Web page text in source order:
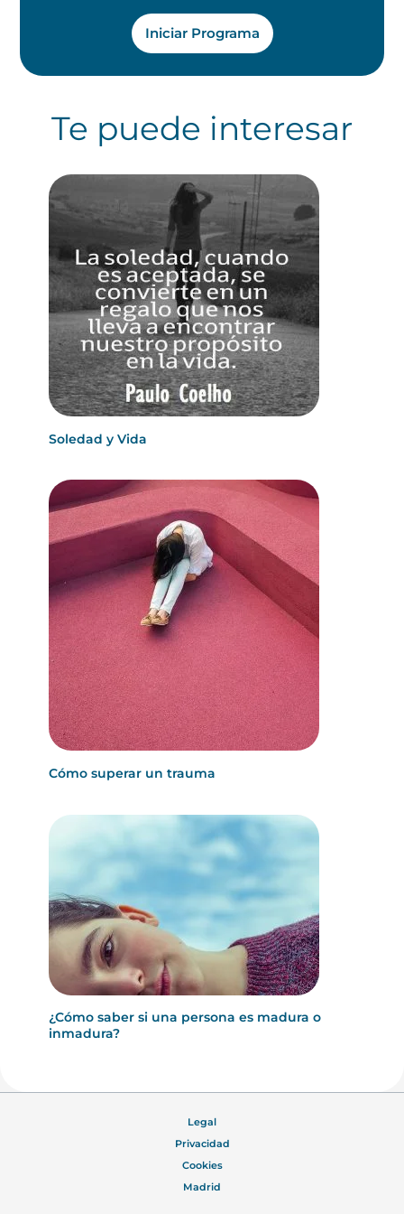
Iniciar Programa
Te puede interesar
Soledad y Vida
Cómo superar un trauma
¿Cómo saber si una persona es madura o
inmadura?
Legal
Privacidad
Cookies
Madrid